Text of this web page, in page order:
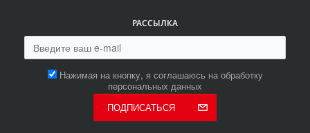
РАССЫЛКА
Нажимая на кнопку, я соглашаюсь на обработку
персональных данных
ПОДПИСАТЬСЯ